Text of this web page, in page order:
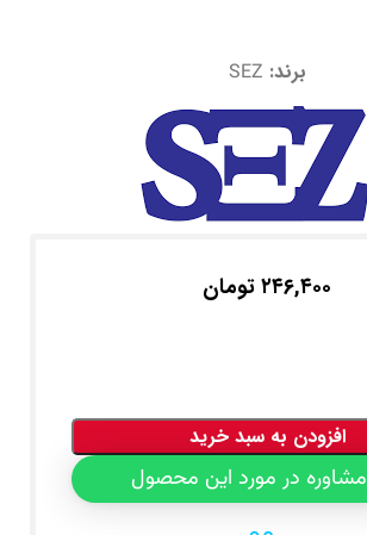
برند: SEZ
۲۴۶,۴۰۰تومان
افزودن به سبد خرید
مشاوره در مورد این محصول